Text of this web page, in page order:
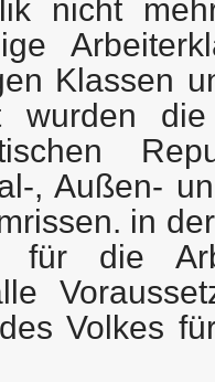
nicht
Klassen
wurden
, Außen-
in
für die
Volkes